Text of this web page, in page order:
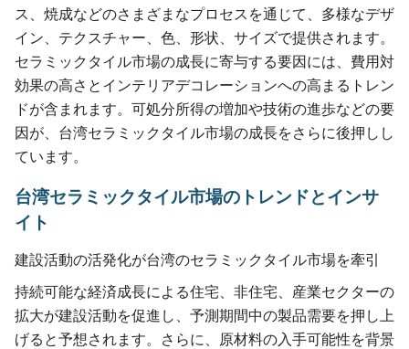
ス、焼成などのさまざまなプロセスを通じて、多様なデザ
イン、テクスチャー、色、形状、サイズで提供されます。
セラミックタイル市場の成長に寄与する要因には、費用対
効果の高さとインテリアデコレーションへの高まるトレン
ドが含まれます。可処分所得の増加や技術の進歩などの要
因が、台湾セラミックタイル市場の成長をさらに後押しし
ています。
台湾セラミックタイル市場のトレンドとインサ
イト
建設活動の活発化が台湾のセラミックタイル市場を牽引
持続可能な経済成長による住宅、非住宅、産業セクターの
拡大が建設活動を促進し、予測期間中の製品需要を押し上
げると予想されます。さらに、原材料の入手可能性を背景